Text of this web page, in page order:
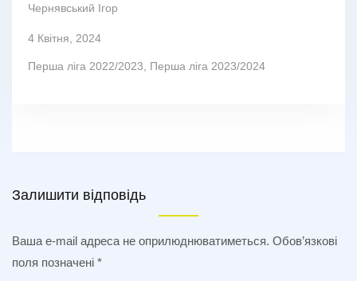
Чернявський Ігор
4 Квітня, 2024
Перша ліга 2022/2023, Перша ліга 2023/2024
Залишити відповідь
Ваша e-mail адреса не оприлюднюватиметься. Обов’язкові
поля позначені *